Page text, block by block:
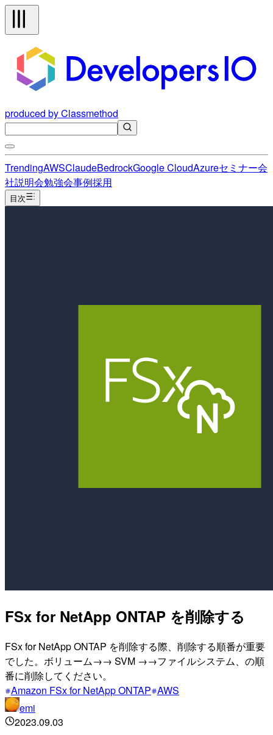
produced by Classmethod
TrendingAWSClaudeBedrockGoogle CloudAzureセミナー会
社説明会勉強会事例採用
目次
FSx for NetApp ONTAP を削除する
FSx for NetApp ONTAP を削除する際、削除する順番が重要
でした。ボリューム→→ SVM →→ファイルシステム、の順
番に削除してください。
Amazon FSx for NetApp ONTAP AWS
emi
2023.09.03